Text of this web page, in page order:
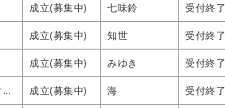
成立(募集中) 七味鈴 受付終了
成立(募集中) 知世 受付終了
成立(募集中) みゆき 受付終了
放課後ティータイム 成立(募集中) 海 受付終了
成立(募集中) 七味鈴 受付終了
成立(募集中) 知世 受付終了
成立(募集中) みゆき 受付終了
放課後ティータイム 成立(募集中) 海 受付終了
成立(募集中) 七味鈴 受付終了
成立(募集中) 知世 受付終了
成立(募集中) みゆき 受付終了
放課後ティータイム 成立(募集中) 海 受付終了
成立(募集中) 七味鈴 受付終了
成立(募集中) 知世 受付終了
成立(募集中) みゆき 受付終了
放課後ティータイム 成立(募集中) 海 受付終了